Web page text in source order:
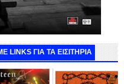
LINKS ΓΙΑ ΤΑ ΕΙΣΙΤΗΡΙΑ